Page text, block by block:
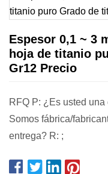
Espesor 0,1 ~ 3
hoja de titanio
Gr12 Precio
RFQ P: ¿Es usted
Somos fábrica/
entrega? R: ;